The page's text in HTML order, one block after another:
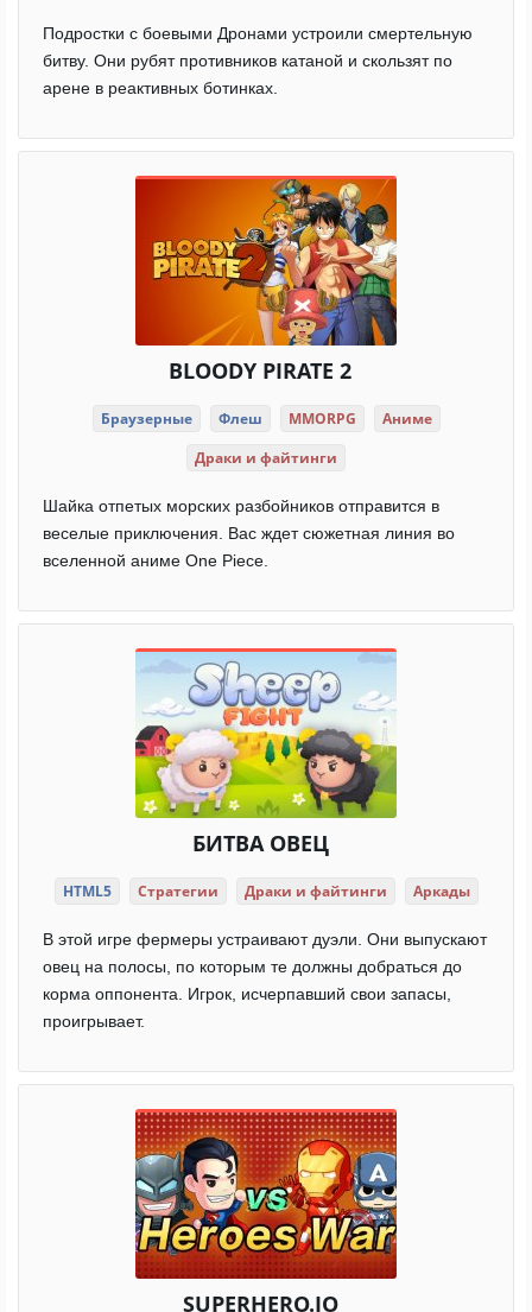
Подростки с боевыми Дронами устроили смертельную
битву. Они рубят противников катаной и скользят по
арене в реактивных ботинках.
BLOODY PIRATE 2
Браузерные Флеш MMORPG
Аниме
Драки и файтинги
Шайка отпетых морских разбойников отправится в
веселые приключения. Вас ждет сюжетная линия во
вселенной аниме One Piece.
БИТВА ОВЕЦ
HTML5 Стратегии Драки и файтинги Аркады
В этой игре фермеры устраивают дуэли. Они выпускают
овец на полосы, по которым те должны добраться до
корма оппонента. Игрок, исчерпавший свои запасы,
проигрывает.
SUPERHERO.IO